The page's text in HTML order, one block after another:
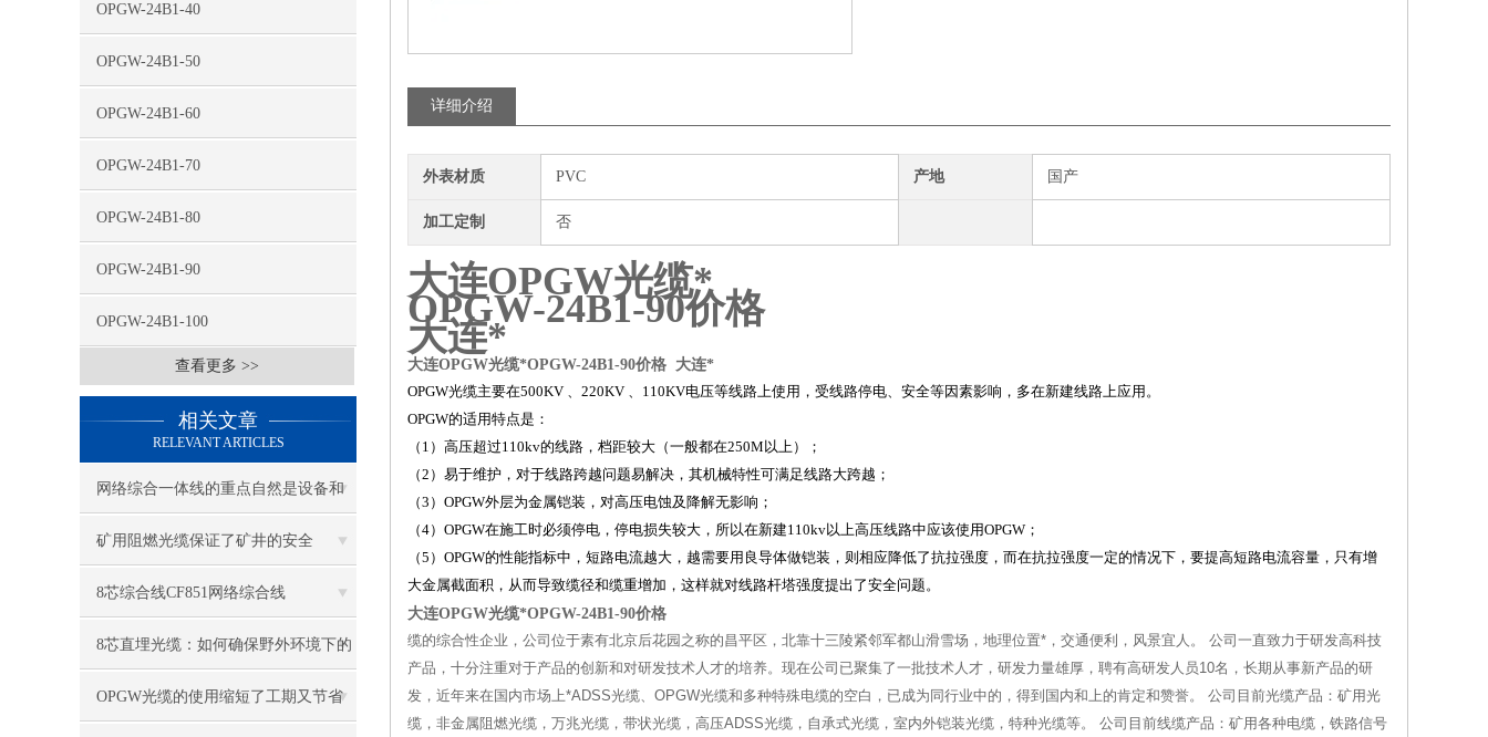
OPGW-24B1-40
OPGW-24B1-50
OPGW-24B1-60
OPGW-24B1-70
OPGW-24B1-80
OPGW-24B1-90
OPGW-24B1-100
查看更多 >>
相关文章
RELEVANT ARTICLES
网络综合一体线的重点自然是设备和
技术
矿用阻燃光缆保证了矿井的安全
8芯综合线CF851网络综合线
8芯直埋光缆：如何确保野外环境下的
稳定传输？
OPGW光缆的使用缩短了工期又节省
详细介绍
外表材质 PVC 产地 国产
加工定制 否
大连OPGW光缆*
OPGW-24B1-90价格
大连*
大连OPGW光缆*OPGW-24B1-90价格 大连*
OPGW光缆主要在500KV 、220KV 、110KV电压等线路上使用，受线路停电、安全等因素影响，多在新建线路上应用。
OPGW的适用特点是：
（1）高压超过110kv的线路，档距较大（一般都在250M以上）；
（2）易于维护，对于线路跨越问题易解决，其机械特性可满足线路大跨越；
（3）OPGW外层为金属铠装，对高压电蚀及降解无影响；
（4）OPGW在施工时必须停电，停电损失较大，所以在新建110kv以上高压线路中应该使用OPGW；
（5）OPGW的性能指标中，短路电流越大，越需要用良导体做铠装，则相应降低了抗拉强度，而在抗拉强度一定的情况下，要提高短路电流容量，只有增
大金属截面积，从而导致缆径和缆重增加，这样就对线路杆塔强度提出了安全问题。
大连OPGW光缆*OPGW-24B1-90价格
缆的综合性企业，公司位于素有北京后花园之称的昌平区，北靠十三陵紧邻军都山滑雪场，地理位置*，交通便利，风景宜人。 公司一直致力于研发高科技
产品，十分注重对于产品的创新和对研发技术人才的培养。现在公司已聚集了一批技术人才，研发力量雄厚，聘有高研发人员10名，长期从事新产品的研
发，近年来在国内市场上*ADSS光缆、OPGW光缆和多种特殊电缆的空白，已成为同行业中的，得到国内和上的肯定和赞誉。 公司目前光缆产品：矿用光
缆，非金属阻燃光缆，万兆光缆，带状光缆，高压ADSS光缆，自承式光缆，室内外铠装光缆，特种光缆等。 公司目前线缆产品：矿用各种电缆，铁路信号